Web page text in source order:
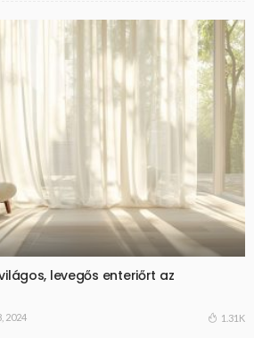
levegős enteriőrt az
2024 1.31K